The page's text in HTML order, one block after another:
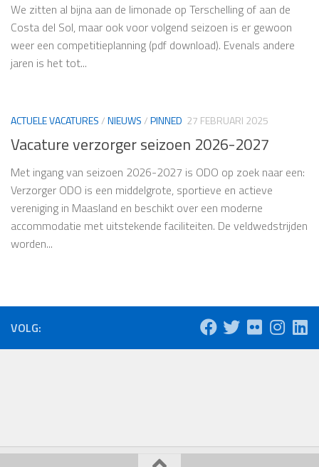
We zitten al bijna aan de limonade op Terschelling of aan de
Costa del Sol, maar ook voor volgend seizoen is er gewoon
weer een competitieplanning (pdf download). Evenals andere
jaren is het tot...
ACTUELE VACATURES/NIEUWS/PINNED 27 FEBRUARI 2025
Vacature verzorger seizoen 2026-2027
Met ingang van seizoen 2026-2027 is ODO op zoek naar een:
Verzorger ODO is een middelgrote, sportieve en actieve
vereniging in Maasland en beschikt over een moderne
accommodatie met uitstekende faciliteiten. De veldwedstrijden
worden...
VOLG: